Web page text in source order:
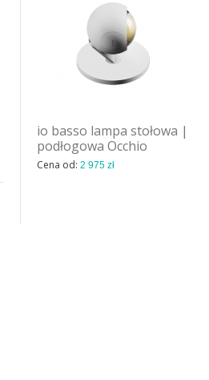
io basso lampa stołowa |
podłogowa Occhio
Cena od: 2 975 zł